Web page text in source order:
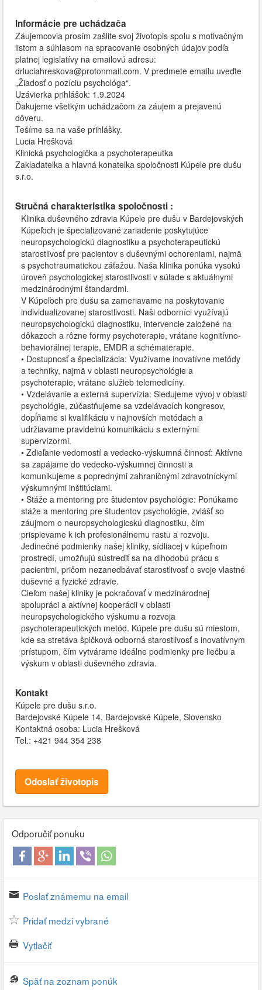
Informácie pre uchádzača
Záujemcovia prosím zašlite svoj životopis spolu s motivačným
listom a súhlasom na spracovanie osobných údajov podľa
platnej legislatívy na emailovú adresu:
drluciahreskova@protonmail.com. V predmete emailu uveďte
„Žiadosť o pozíciu psychológa“.
Uzávierka prihlášok: 1.9.2024
Ďakujeme všetkým uchádzačom za záujem a prejavenú
dôveru.
Tešíme sa na vaše prihlášky.
Lucia Hrešková
Klinická psychologička a psychoterapeutka
Zakladateľka a hlavná konateľka spoločnosti Kúpele pre dušu
s.r.o.
Stručná charakteristika spoločnosti :
Klinika duševného zdravia Kúpele pre dušu v Bardejovských
Kúpeľoch je špecializované zariadenie poskytujúce
neuropsychologickú diagnostiku a psychoterapeutickú
starostlivosť pre pacientov s duševnými ochoreniami, najmä
s psychotraumatickou záťažou. Naša klinika ponúka vysokú
úroveň psychologickej starostlivosti v súlade s aktuálnymi
medzinárodnými štandardmi.
V Kúpeľoch pre dušu sa zameriavame na poskytovanie
individualizovanej starostlivosti. Naši odborníci využívajú
neuropsychologickú diagnostiku, intervencie založené na
dôkazoch a rôzne formy psychoterapie, vrátane kognitívno-
behaviorálnej terapie, EMDR a schématerapie.
• Dostupnosť a špecializácia: Využívame inovatívne metódy
a techniky, najmä v oblasti neuropsychológie a
psychoterapie, vrátane služieb telemedicíny.
• Vzdelávanie a externá supervízia: Sledujeme vývoj v oblasti
psychológie, zúčastňujeme sa vzdelávacích kongresov,
dopĺňame si kvalifikáciu v najnovších metódach a
udržiavame pravidelnú komunikáciu s externými
supervízormi.
• Zdieľanie vedomostí a vedecko-výskumná činnosť: Aktívne
sa zapájame do vedecko-výskumnej činnosti a
komunikujeme s poprednými zahraničnými zdravotníckymi
výskumnými inštitúciami.
• Stáže a mentoring pre študentov psychológie: Ponúkame
stáže a mentoring pre študentov psychológie, zvlášť so
záujmom o neuropsychologicskú diagnostiku, čím
prispievame k ich profesionálnemu rastu a rozvoju.
Jedinečné podmienky našej kliniky, sídliacej v kúpeľnom
prostredí, umožňujú sústrediť sa na dlhodobú prácu s
pacientmi, pričom nezanedbávať starostlivosť o svoje vlastné
duševné a fyzické zdravie.
Cieľom našej kliniky je pokračovať v medzinárodnej
spolupráci a aktívnej kooperácii v oblasti
neuropsychologického výskumu a rozvoja
psychoterapeutických metód. Kúpele pre dušu sú miestom,
kde sa stretáva špičková odborná starostlivosť s inovatívnym
prístupom, čím vytvárame ideálne podmienky pre liečbu a
výskum v oblasti duševného zdravia.
Kontakt
Kúpele pre dušu s.r.o.
Bardejovské Kúpele 14, Bardejovské Kúpele, Slovensko
Kontaktná osoba: Lucia Hrešková
Tel.: +421 944 354 238
Odoslať životopis
Odporučiť ponuku
Poslať známemu na email
Pridať medzi vybrané
Vytlačiť
Späť na zoznam ponúk